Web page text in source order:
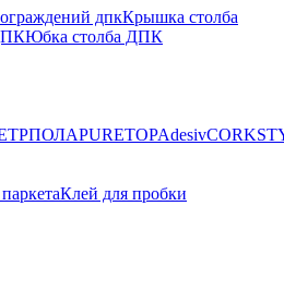
дпкКрышка столба
Юбка столба ДПК
PURETOPAdesiv
Клей для пробки